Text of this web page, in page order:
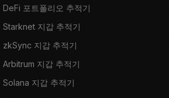
DeFi 포트폴리오 추적기
Starknet 지갑 추적기
zkSync 지갑 추적기
Arbitrum 지갑 추적기
Solana 지갑 추적기